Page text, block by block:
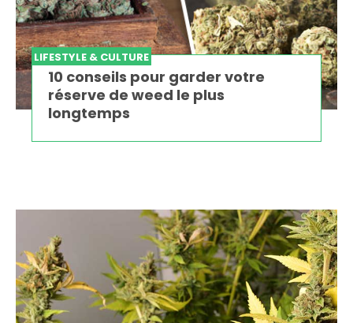
LIFESTYLE & CULTURE
10 conseils pour garder votre
réserve de weed le plus
longtemps